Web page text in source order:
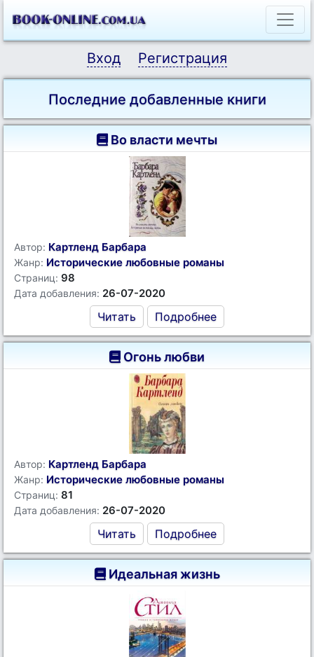
Вход Регистрация
Последние добавленные книги
Во власти мечты
Автор: Картленд Барбара
Жанр: Исторические любовные романы
Страниц: 98
Дата добавления: 26-07-2020
Читать Подробнее
Огонь любви
Автор: Картленд Барбара
Жанр: Исторические любовные романы
Страниц: 81
Дата добавления: 26-07-2020
Читать Подробнее
Идеальная жизнь